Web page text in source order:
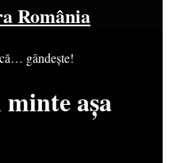
România
gândește!
așa